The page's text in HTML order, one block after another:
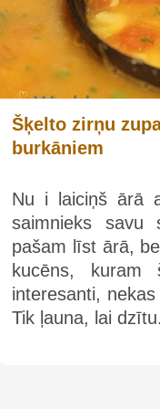
Šķelto zirņu
burkāniem
Nu i laiciņš ārā
saimnieks
pašam līst ārā,
kucēns,
interesanti,
Tik ļauna, lai